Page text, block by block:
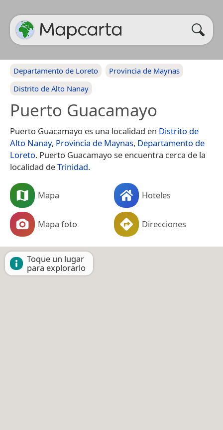
Departamento de Loreto
Provincia de Maynas
Distrito de Alto Nanay
Puerto Guacamayo
Puerto Guacamayo es una localidad en Distrito de
Alto Nanay, Provincia de Maynas, Departamento de
Loreto. Puerto Guacamayo se encuentra cerca de la
localidad deTrinidad.
Mapa Hoteles
Mapa foto Direcciones
Toque un lugar
para explorarlo